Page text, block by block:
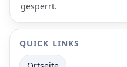
gesperrt.
QUICK LINKS